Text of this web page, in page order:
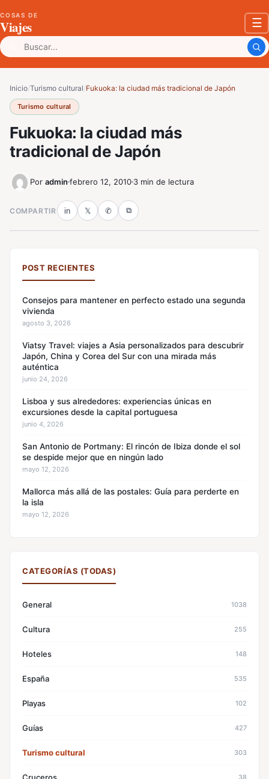
COSAS DE
Viajes ☰
Buscar:
Inicio/Turismo cultural/Fukuoka: la ciudad más tradicional de Japón
Turismo cultural
Fukuoka: la ciudad más
tradicional de Japón
Por admin febrero 12, 2010 3 min de lectura
COMPARTIR in 𝕏 ✆ ⧉
POST RECIENTES
Consejos para mantener en perfecto estado una segunda
vivienda
agosto 3, 2026
Viatsy Travel: viajes a Asia personalizados para descubrir
Japón, China y Corea del Sur con una mirada más
auténtica
junio 24, 2026
Lisboa y sus alrededores: experiencias únicas en
excursiones desde la capital portuguesa
junio 4, 2026
San Antonio de Portmany: El rincón de Ibiza donde el sol
se despide mejor que en ningún lado
mayo 12, 2026
Mallorca más allá de las postales: Guía para perderte en
la isla
mayo 12, 2026
CATEGORÍAS (TODAS)
General 1038
Cultura 255
Hoteles 148
España 535
Playas 102
Guías 427
Turismo cultural 303
38